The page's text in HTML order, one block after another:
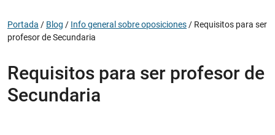
Portada / Blog / Info general sobre oposiciones / Requisitos para ser
profesor de Secundaria
Requisitos para ser profesor de
Secundaria